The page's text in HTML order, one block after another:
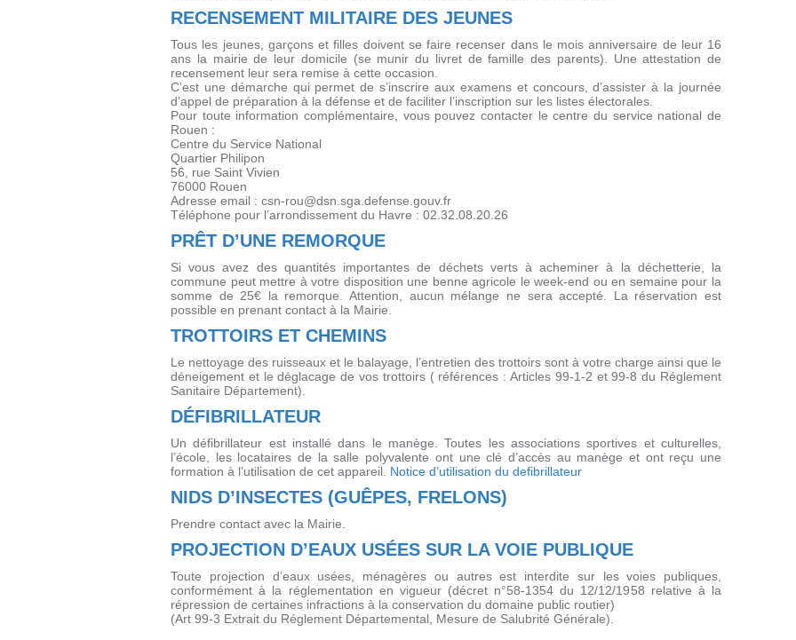
RECENSEMENT MILITAIRE DES JEUNES
Tous les jeunes, garçons et filles doivent se faire recenser dans le mois anniversaire de leur 16
ans la mairie de leur domicile (se munir du livret de famille des parents). Une attestation de
recensement leur sera remise à cette occasion.
C’est une démarche qui permet de s’inscrire aux examens et concours, d’assister à la journée
d’appel de préparation à la défense et de faciliter l’inscription sur les listes électorales.
Pour toute information complémentaire, vous pouvez contacter le centre du service national de
Rouen :
Centre du Service National
Quartier Philipon
56, rue Saint Vivien
76000 Rouen
Adresse email : csn-rou@dsn.sga.defense.gouv.fr
Téléphone pour l’arrondissement du Havre : 02.32.08.20.26
PRÊT D’UNE REMORQUE
Si vous avez des quantités importantes de déchets verts à acheminer à la déchetterie, la
commune peut mettre à votre disposition une benne agricole le week-end ou en semaine pour la
somme de 25€ la remorque. Attention, aucun mélange ne sera accepté. La réservation est
possible en prenant contact à la Mairie.
TROTTOIRS ET CHEMINS
Le nettoyage des ruisseaux et le balayage, l’entretien des trottoirs sont à votre charge ainsi que le
déneigement et le déglacage de vos trottoirs ( références : Articles 99-1-2 et 99-8 du Réglement
Sanitaire Département).
DÉFIBRILLATEUR
Un défibrillateur est installé dans le manège. Toutes les associations sportives et culturelles,
l’école, les locataires de la salle polyvalente ont une clé d’accès au manège et ont reçu une
formation à l’utilisation de cet appareil. Notice d’utilisation du defibrillateur
NIDS D’INSECTES (GUÊPES, FRELONS)
Prendre contact avec la Mairie.
PROJECTION D’EAUX USÉES SUR LA VOIE PUBLIQUE
Toute projection d’eaux usées, ménagères ou autres est interdite sur les voies publiques,
conformément à la réglementation en vigueur (décret n°58-1354 du 12/12/1958 relative à la
répression de certaines infractions à la conservation du domaine public routier)
(Art 99-3 Extrait du Réglement Départemental, Mesure de Salubrité Générale).